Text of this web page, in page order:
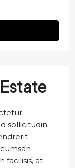
sollicitudin.
facilisis, at